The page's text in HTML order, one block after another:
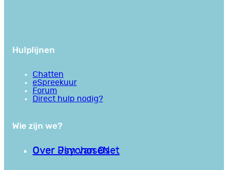
Hulplijnen
Chatten
eSpreekuur
Forum
Direct hulp nodig?
Wie zijn we?
Over PsychoseNet
Over Jim van Os